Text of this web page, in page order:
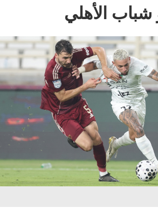
شباب الأهلي